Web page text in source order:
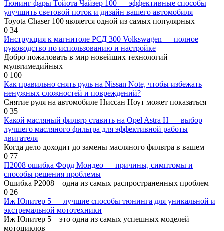
Тюнинг фары Тойота Чайзер 100 — эффективные способы
улучшить световой поток и дизайн вашего автомобиля
Toyota Chaser 100 является одной из самых популярных
0 34
Инструкция к магнитоле РСД 300 Volkswagen — полное
руководство по использованию и настройке
Добро пожаловать в мир новейших технологий
мультимедийных
0 100
Как правильно снять руль на Nissan Note, чтобы избежать
ненужных сложностей и повреждений?
Снятие руля на автомобиле Ниссан Ноут может показаться
0 35
Какой масляный фильтр ставить на Opel Astra Н — выбор
лучшего масляного фильтра для эффективной работы
двигателя
Когда дело доходит до замены масляного фильтра в вашем
0 77
П2008 ошибка Форд Мондео — причины, симптомы и
способы решения проблемы
Ошибка P2008 – одна из самых распространенных проблем
0 26
Иж Юпитер 5 — лучшие способы тюнинга для уникальной и
экстремальной мототехники
Иж Юпитер 5 – это одна из самых успешных моделей
мотоциклов